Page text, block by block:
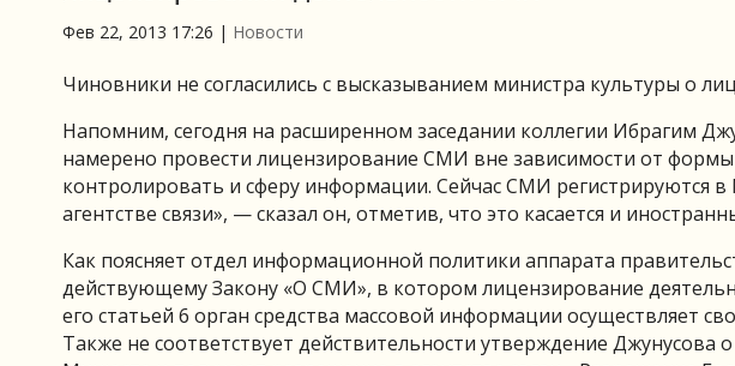
Фев 22, 2013 17:26 | Новости
Чиновники не согласились с высказыванием министра культуры о
Напомним, сегодня на расширенном заседании коллегии Ибрагим
намерено провести лицензирование СМИ вне зависимости от
контролировать и сферу информации. Сейчас СМИ регистрируются
агентстве связи», — сказал он, отметив, что это касается и
Как поясняет отдел информационной политики аппарата
действующему Закону «О СМИ», в котором лицензирование
его статьей 6 орган средства массовой информации осуществляет
Также не соответствует действительности утверждение Джунусова